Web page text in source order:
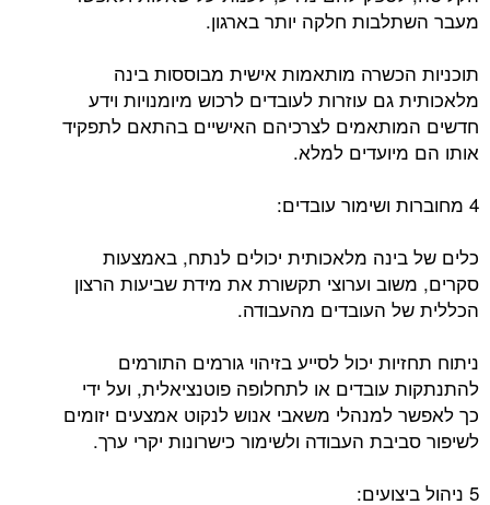
מעבר השתלבות חלקה יותר בארגון.
תוכניות הכשרה מותאמות אישית מבוססות בינה
מלאכותית גם עוזרות לעובדים לרכוש מיומנויות וידע
חדשים המותאמים לצרכיהם האישיים בהתאם לתפקיד
אותו הם מיועדים למלא.
4 מחוברות ושימור עובדים:
כלים של בינה מלאכותית יכולים לנתח, באמצעות
סקרים, משוב וערוצי תקשורת את מידת שביעות הרצון
הכללית של העובדים מהעבודה.
ניתוח תחזיות יכול לסייע בזיהוי גורמים התורמים
להתנתקות עובדים או לתחלופה פוטנציאלית, ועל ידי
כך לאפשר למנהלי משאבי אנוש לנקוט אמצעים יזומים
לשיפור סביבת העבודה ולשימור כישרונות יקרי ערך.
5 ניהול ביצועים: